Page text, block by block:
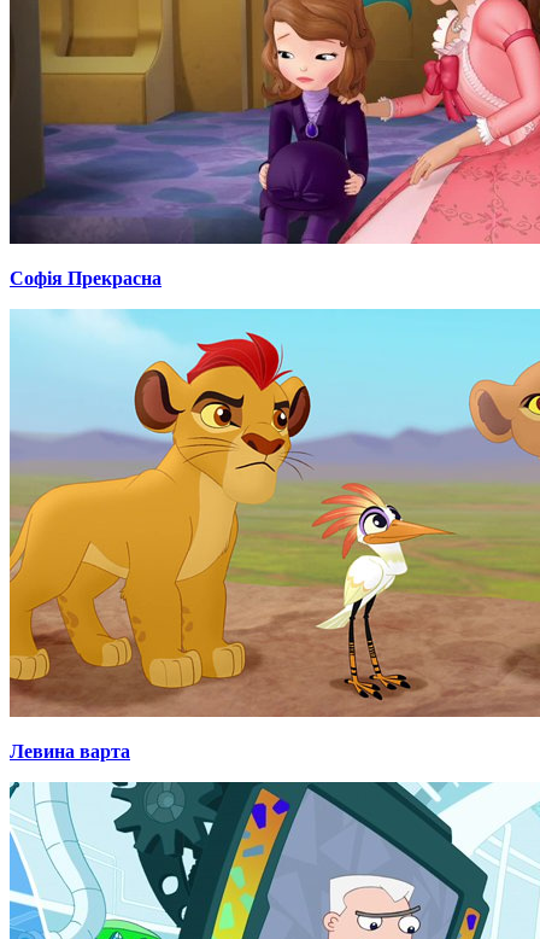
Софія Прекрасна
Левина варта